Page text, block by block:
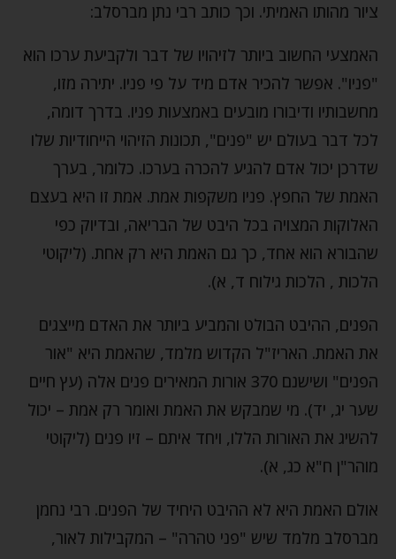
ציור מהותו האמיתי. וכך כותב רבי נתן מברסלב:
האמצעי החשוב ביותר לזיהויו של דבר ולקביעת ערכו הוא
"פניו". אפשר להכיר אדם מיד על פי פניו. יתירה מזו,
מחשבותיו ודיבורו מובעים באמצעות פניו. בדרך דומה,
לכל דבר בעולם יש "פנים", תכונות הזיהוי הייחודיות שלו
שדרכן יכול אדם להגיע להכרה בערכו. כלומר, בערך
האמת של החפץ. פניו משקפות אמת. אמת זו היא בעצם
האלוקות המצויה בכל היבט של הבריאה, ובדיוק כפי
שהבורא הוא אחד, כך גם האמת היא רק אחת. (ליקוטי
הלכות , הלכות גילוח ד, א).
הפנים, ההיבט הבולט והמביע ביותר את האדם מייצגים
את האמת. האריז"ל הקדוש מלמד, שהאמת היא "אור
הפנים" ושישנם 370 אורות המאירים פנים אלה (עץ חיים
שער יג, יד). מי שמבקש את האמת ואומר רק אמת – יכול
להשיג את האורות הללו, ויחד איתם – זיו פנים (ליקוטי
מוהר"ן ח"א כג, א).
אולם האמת היא לא ההיבט היחיד של הפנים. רבי נחמן
מברסלב מלמד שיש "פני טהרה" – המקבילות לאור,